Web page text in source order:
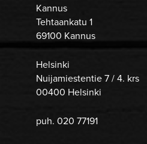
Kannus
Tehtaankatu 1
69100 Kannus
Helsinki
Nuijamiestentie 7 / 4. krs
00400 Helsinki
puh. 020 77191